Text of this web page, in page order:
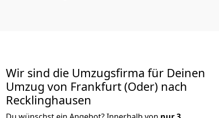
Wir sind die Umzugsfirma für Deinen
Umzug von Frankfurt (Oder) nach
Recklinghausen